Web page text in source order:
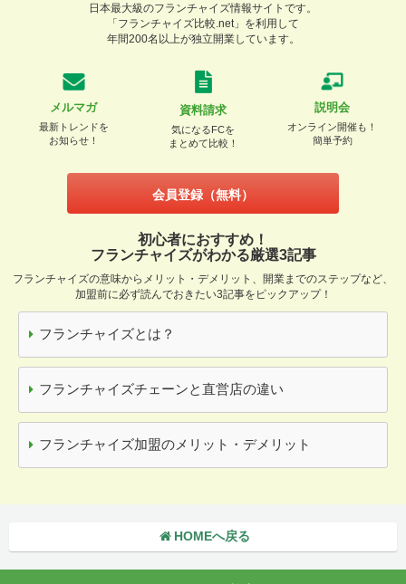
日本最大級のフランチャイズ情報サイトです。
「フランチャイズ比較.net」を利用して
年間200名以上が独立開業しています。
メルマガ
最新トレンドを
お知らせ！
資料請求
気になるFCを
まとめて比較！
説明会
オンライン開催も！
簡単予約
会員登録（無料）
初心者におすすめ！
フランチャイズがわかる厳選3記事
フランチャイズの意味からメリット・デメリット、開業までのステップなど、
加盟前に必ず読んでおきたい3記事をピックアップ！
フランチャイズとは？
フランチャイズチェーンと直営店の違い
フランチャイズ加盟のメリット・デメリット
HOMEへ戻る